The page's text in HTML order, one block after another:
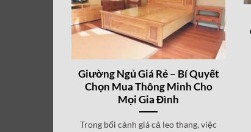
Giường Ngủ Giá Rẻ – Bí Quyết
Chọn Mua Thông Minh Cho
Mọi Gia Đình
Trong bối cảnh giá cả leo thang, việc